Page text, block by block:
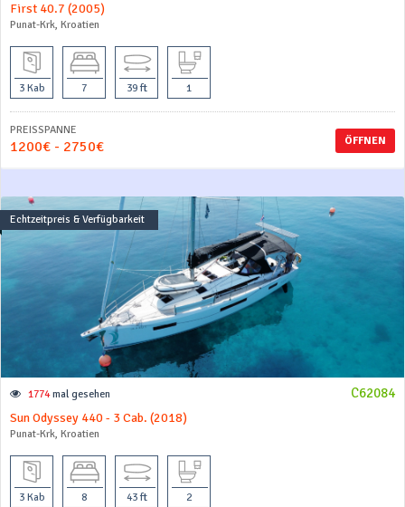
First 40.7 (2005)
Punat-Krk, Kroatien
3 Kab 7 39 ft 1
ÖFFNEN
PREISSPANNE
1200€ - 2750€
Echtzeitpreis & Verfügbarkeit
C62084
1774mal gesehen
Sun Odyssey 440 - 3 Cab. (2018)
Punat-Krk, Kroatien
3 Kab 8 43 ft 2